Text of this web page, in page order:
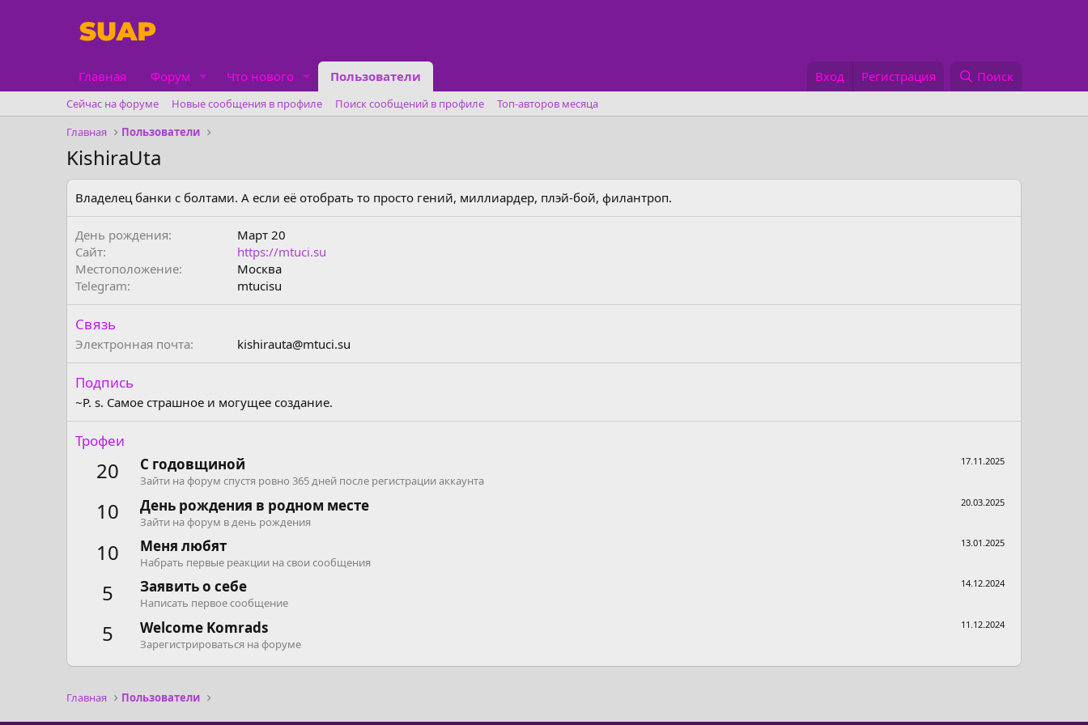
Главная Форум Что нового Пользователи Вход Регистрация Поиск
Сейчас на форуме Новые сообщения в профиле Поиск сообщений в профиле
Топ-авторов месяца
Главная
Пользователи
KishiraUta
Владелец банки с болтами. А если её отобрать то просто гений, миллиардер, плэй-бой, филантроп.
День рождения
Март 20
Сайт
https://mtuci.su
Местоположение
Москва
Telegram
mtucisu
Связь
Электронная почта kishirauta@mtuci.su
Подпись
~P. s. Самое страшное и могущее создание.
Трофеи
20 17.11.2025
С годовщиной
Зайти на форум спустя ровно 365 дней после регистрации аккаунта
10 20.03.2025
День рождения в родном месте
Зайти на форум в день рождения
10 13.01.2025
Меня любят
Набрать первые реакции на свои сообщения
5 14.12.2024
Заявить о себе
Написать первое сообщение
5 11.12.2024
Welcome Komrads
Зарегистрироваться на форуме
Главная Пользователи